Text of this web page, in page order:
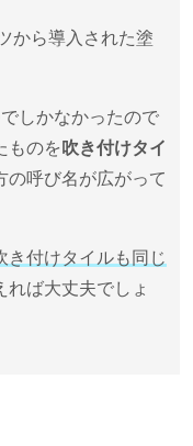
から導入された塗
しかなかったので
ものを 吹き付けタイ
の呼び名が広がって
き付けタイルも同じ
れば大丈夫でしょ